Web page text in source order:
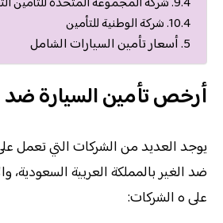
شركة الوطنية للتأمين
أسعار تأمين السيارات الشامل
أرخص تأمين السيارة ضد
يوجد العديد من الشركات التي تعمل
ضد الغير بالمملكة العربية
على ه الشركات: